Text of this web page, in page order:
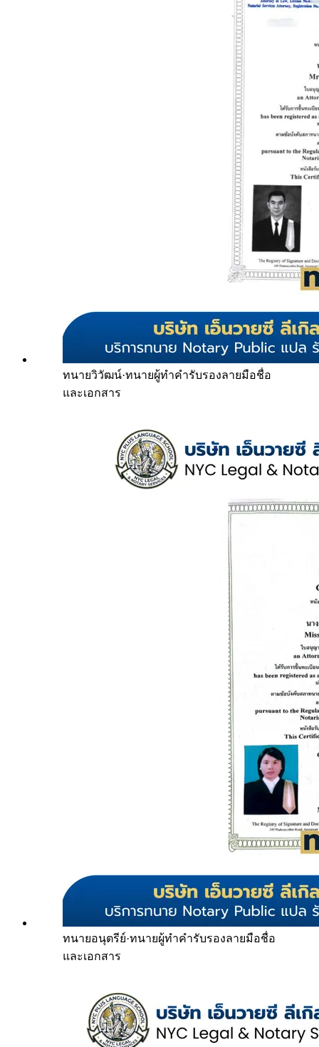
ทนายวิวัฒน์·ทนายผู้ทำคำรับรองลายมือชื่อ
และเอกสาร
ทนายอนุตรีย์·ทนายผู้ทำคำรับรองลายมือชื่อ
และเอกสาร